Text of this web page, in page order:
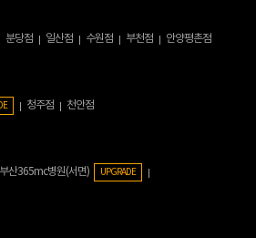
분당점 일산점 수원점 부천점 안양평촌점
청주점 천안점
부산365mc병원(서면) UPGRADE